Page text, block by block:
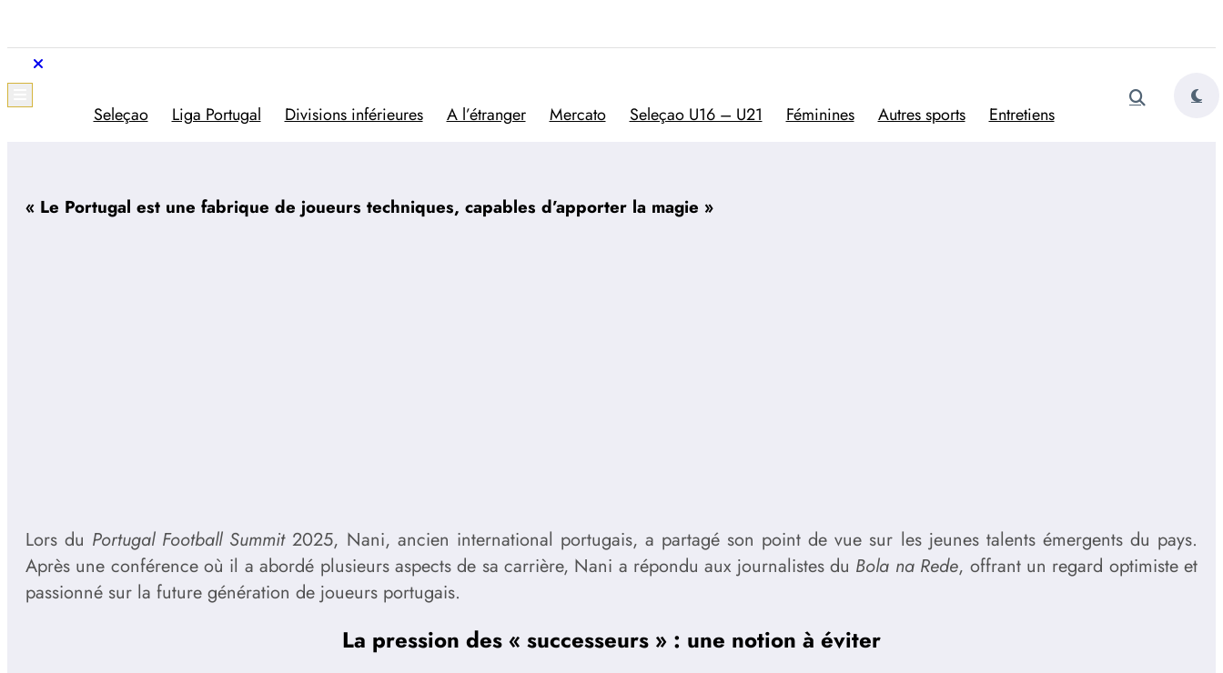
contenu
Trivela
L'actualité du football portugais
Seleçao Liga Portugal Divisions inférieures A l’étranger Mercato Seleçao U16 – U21 Féminines Autres sports Entretiens
« Le Portugal est une fabrique de joueurs techniques, capables d’apporter la magie »
Lors du Portugal Football Summit2025, Nani, ancien international portugais, a partagé son point de vue sur les jeunes talents émergents du pays.
Après une conférence où il a abordé plusieurs aspects de sa carrière, Nani a répondu aux journalistes du Bola na Rede, offrant un regard optimiste et
passionné sur la future génération de joueurs portugais.
La pression des « successeurs » : une notion à éviter